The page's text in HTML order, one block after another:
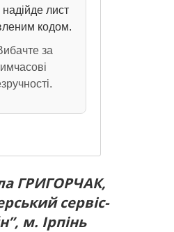
лист
кодом.
за
ГРИГОРЧАК,
сервіс-
м. Ірпінь